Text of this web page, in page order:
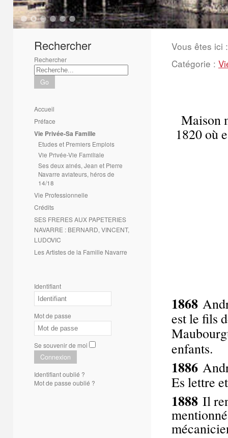
1 2 3 4 5 6
Rechercher
Rechercher
Go
Accueil
Préface
Vie Privée-Sa Famille
Etudes et Premiers Emplois
Vie Privée-Vie Familiale
Ses deux ainés, Jean et Pierre
Navarre aviateurs, héros de
14/18
Vie Professionnelle
Crédits
SES FRERES AUX PAPETERIES
NAVARRE : BERNARD, VINCENT,
LUDOVIC
Les Artistes de la Famille Navarre
Identifiant
Mot de passe
Se souvenir de moi
Connexion
Identifiant oublié ?
Mot de passe oublié ?
Vous êtes ici :
Catégorie :
Maison
1820 où
1868
est le fils
enfants.
1886
Es lettre
1888 Il